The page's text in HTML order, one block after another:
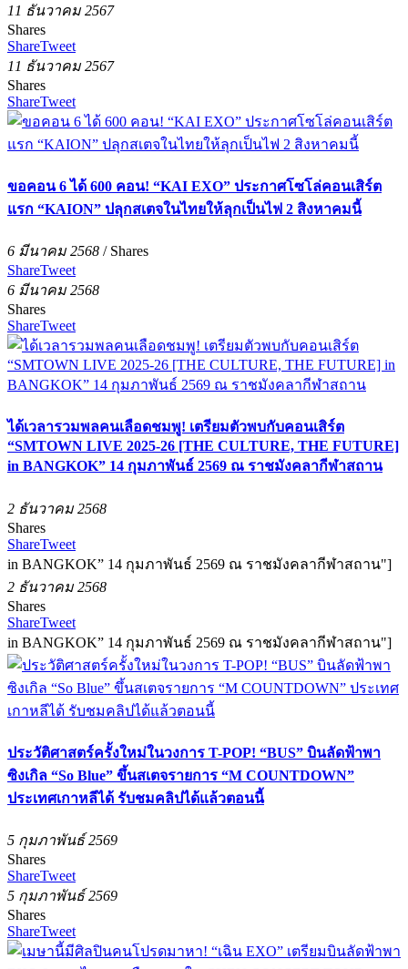
11 ธันวาคม 2567
Shares
ShareTweet
11 ธันวาคม 2567
Shares
ShareTweet
ขอคอน 6 ได้ 600 คอน! “KAI EXO” ประกาศโซโล่คอนเสิร์ต
แรก “KAION” ปลุกสเตจในไทยให้ลุกเป็นไฟ 2 สิงหาคมนี้
6 มีนาคม 2568 / Shares
ShareTweet
6 มีนาคม 2568
Shares
ShareTweet
ได้เวลารวมพลคนเลือดชมพู! เตรียมตัวพบกับคอนเสิร์ต
“SMTOWN LIVE 2025-26 [THE CULTURE, THE FUTURE]
in BANGKOK” 14 กุมภาพันธ์ 2569 ณ ราชมังคลากีฬาสถาน
2 ธันวาคม 2568
Shares
ShareTweet
in BANGKOK” 14 กุมภาพันธ์ 2569 ณ ราชมังคลากีฬาสถาน"]
2 ธันวาคม 2568
Shares
ShareTweet
in BANGKOK” 14 กุมภาพันธ์ 2569 ณ ราชมังคลากีฬาสถาน"]
ประวัติศาสตร์ครั้งใหม่ในวงการ T-POP! “BUS” บินลัดฟ้าพา
ซิงเกิล “So Blue” ขึ้นสเตจรายการ “M COUNTDOWN”
ประเทศเกาหลีได้ รับชมคลิปได้แล้วตอนนี้
5 กุมภาพันธ์ 2569
Shares
ShareTweet
5 กุมภาพันธ์ 2569
Shares
ShareTweet